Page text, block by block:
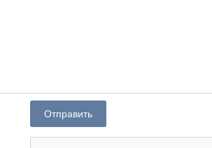
Отправить